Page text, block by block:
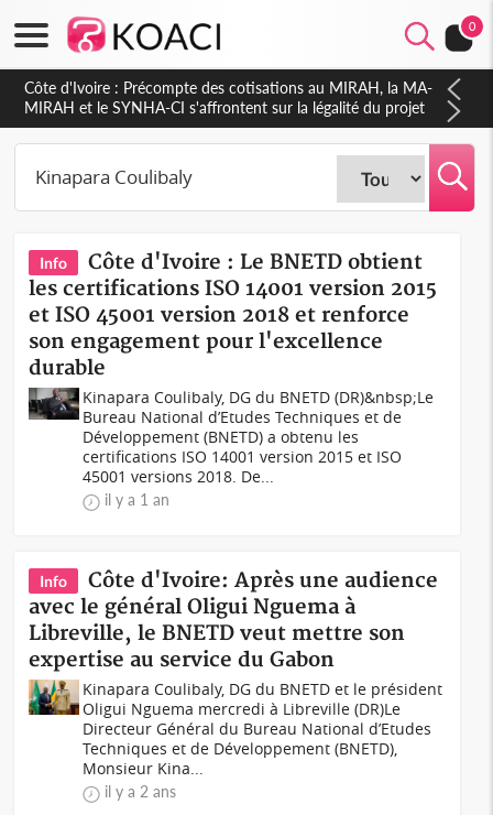
0
Côte d'Ivoire : Précompte des cotisations au MIRAH, la MA-
MIRAH et le SYNHA-CI s'affrontent sur la légalité du projet
Info
Côte d'Ivoire : Le BNETD obtient
les certifications ISO 14001 version 2015
et ISO 45001 version 2018 et renforce
son engagement pour l'excellence
durable
Kinapara Coulibaly, DG du BNETD (DR)&nbsp;Le
Bureau National d’Etudes Techniques et de
Développement (BNETD) a obtenu les
certifications ISO 14001 version 2015 et ISO
45001 versions 2018. De...
il y a 1 an
Info
Côte d'Ivoire: Après une audience
avec le général Oligui Nguema à
Libreville, le BNETD veut mettre son
expertise au service du Gabon
Kinapara Coulibaly, DG du BNETD et le président
Oligui Nguema mercredi à Libreville (DR)Le
Directeur Général du Bureau National d’Etudes
Techniques et de Développement (BNETD),
Monsieur Kina...
il y a 2 ans